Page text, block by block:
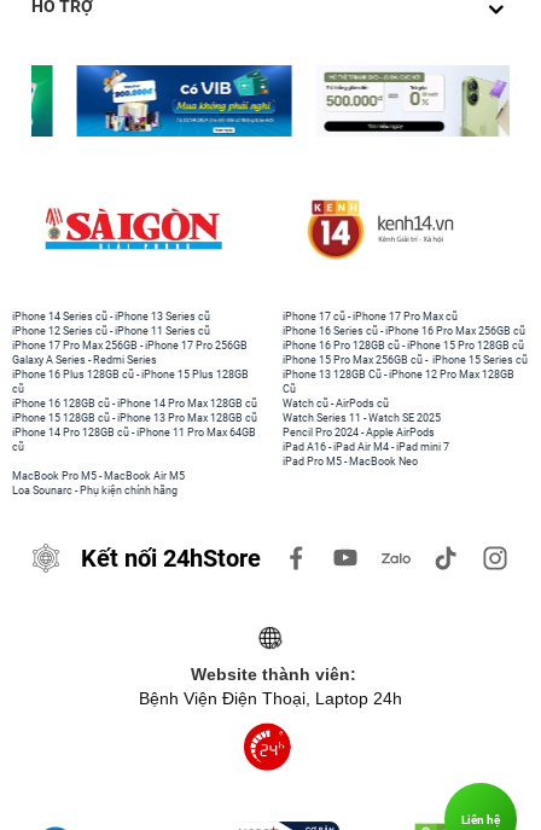
HỖ TRỢ
iPhone 14 Series cũ -iPhone 13 Series cũ
iPhone 12 Series cũ -iPhone 11 Series cũ
iPhone 17 Pro Max 256GB -iPhone 17 Pro 256GB
Galaxy A Series - Redmi Series
iPhone 17 cũ -iPhone 17 Pro Max cũ
iPhone 16 Series cũ - iPhone 16 Pro Max 256GB cũ
iPhone 16 Pro 128GB cũ -iPhone 15 Pro 128GB cũ
iPhone 15 Pro Max 256GB cũ - iPhone 15 Series cũ
iPhone 16 Plus 128GB cũ -iPhone 15 Plus 128GB
cũ
iPhone 16 128GB cũ -iPhone 14 Pro Max 128GB cũ
iPhone 15 128GB cũ -iPhone 13 Pro Max 128GB cũ
iPhone 14 Pro 128GB cũ -iPhone 11 Pro Max 64GB
cũ
iPhone 13 128GB Cũ -iPhone 12 Pro Max 128GB
Cũ
Watch cũ -AirPods cũ
Watch Series 11 -Watch SE 2025
Pencil Pro 2024 -Apple AirPods
iPad A16 -iPad Air M4 -iPad mini 7
iPad Pro M5 - MacBook Neo
MacBook Pro M5 - MacBook Air M5
Loa Sounarc - Phụ kiện chính hãng
Kết nối 24hStore
Website thành viên:
Bệnh Viện Điện Thoại, Laptop 24h
Liên hệ